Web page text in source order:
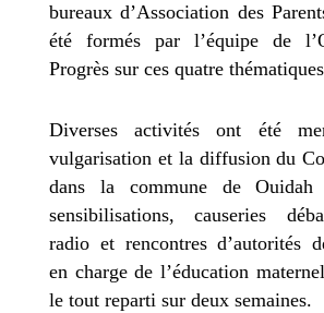
bureaux d’Association des
été formés par l’équipe de
Progrès sur ces quatre
Diverses activités ont été
vulgarisation et la diffusion du
dans la commune de Ouidah
sensibilisations, causeries
radio et rencontres d’autorités
en charge de l’éducation
le tout reparti sur deux semaines.